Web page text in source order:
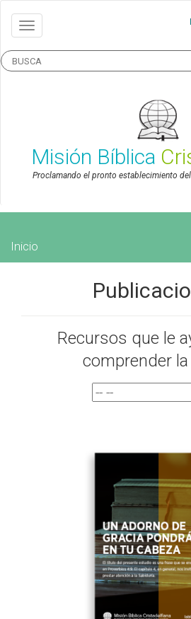
Misión Bíblica
Proclamando el pronto establecimiento
Inicio
Recursos que le
comprender la